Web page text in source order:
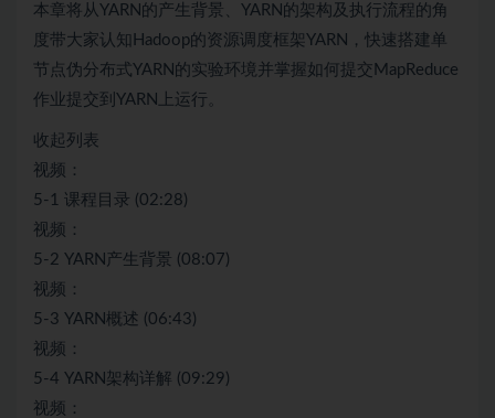
本章将从YARN的产生背景、YARN的架构及执行流程的角
度带大家认知Hadoop的资源调度框架YARN，快速搭建单
节点伪分布式YARN的实验环境并掌握如何提交MapReduce
作业提交到YARN上运行。
收起列表
视频：
5-1 课程目录 (02:28)
视频：
5-2 YARN产生背景 (08:07)
视频：
5-3 YARN概述 (06:43)
视频：
5-4 YARN架构详解 (09:29)
视频：